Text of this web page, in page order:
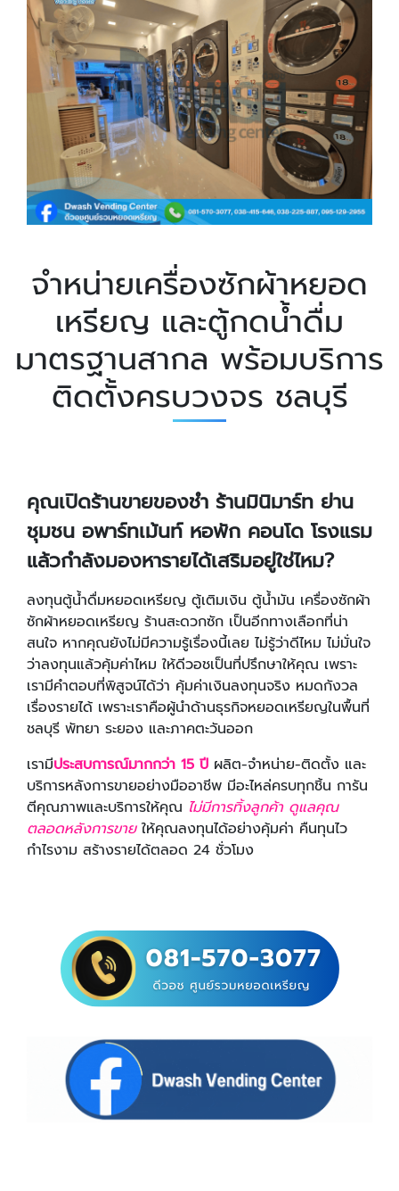
จำหน่ายเครื่องซักผ้าหยอด
เหรียญ และตู้กดน้ำดื่ม
มาตรฐานสากล พร้อมบริการ
ติดตั้งครบวงจร ชลบุรี
คุณเปิดร้านขายของชำ ร้านมินิมาร์ท ย่าน
ชุมชน อพาร์ทเม้นท์ หอพัก คอนโด โรงแรม
แล้วกำลังมองหารายได้เสริมอยู่ใช่ไหม?
ลงทุนตู้น้ำดื่มหยอดเหรียญ ตู้เติมเงิน ตู้น้ำมัน เครื่องซักผ้า
ซักผ้าหยอดเหรียญ ร้านสะดวกซัก เป็นอีกทางเลือกที่น่า
สนใจ หากคุณยังไม่มีความรู้เรื่องนี้เลย ไม่รู้ว่าดีไหม ไม่มั่นใจ
ว่าลงทุนแล้วคุ้มค่าไหม ให้ดีวอชเป็นที่ปรึกษาให้คุณ เพราะ
เรามีคำตอบที่พิสูจน์ได้ว่า คุ้มค่าเงินลงทุนจริง หมดกังวล
เรื่องรายได้ เพราะเราคือผู้นำด้านธุรกิจหยอดเหรียญในพื้นที่
ชลบุรี พัทยา ระยอง และภาคตะวันออก
เรามีประสบการณ์มากกว่า 15 ปี ผลิต-จำหน่าย-ติดตั้ง และ
บริการหลังการขายอย่างมืออาชีพ มีอะไหล่ครบทุกชิ้น การัน
ตีคุณภาพและบริการให้คุณ ไม่มีการทิ้งลูกค้า ดูแลคุณ
ตลอดหลังการขายให้คุณลงทุนได้อย่างคุ้มค่า คืนทุนไว
กำไรงาม สร้างรายได้ตลอด 24 ชั่วโมง